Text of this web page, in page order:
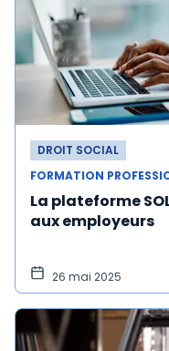
DROIT SOCIAL
FORMATION
La plateforme
aux employeurs
26 mai 2025